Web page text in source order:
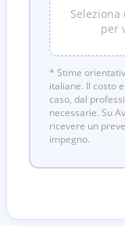
per
* Stime
italiane. Il costo
caso, dal
necessarie. Su
ricevere un
impegno.